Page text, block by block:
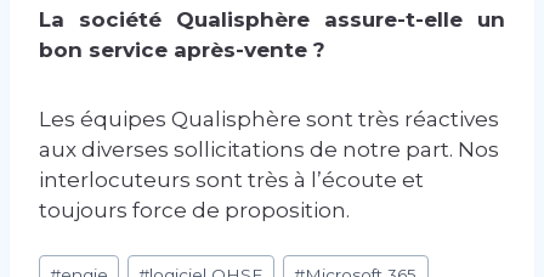
La société Qualisphère assure-t-elle un
bon service après-vente ?
Les équipes Qualisphère sont très réactives
aux diverses sollicitations de notre part. Nos
interlocuteurs sont très à l’écoute et
toujours force de proposition.
Étiquettes